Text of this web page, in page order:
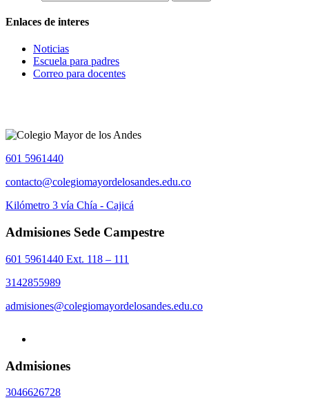
Enlaces de interes
Noticias
Escuela para padres
Correo para docentes
601 5961440
contacto@colegiomayordelosandes.edu.co
Kilómetro 3 vía Chía - Cajicá
Admisiones Sede Campestre
601 5961440 Ext. 118 – 111
3142855989
admisiones@colegiomayordelosandes.edu.co
Admisiones
3046626728